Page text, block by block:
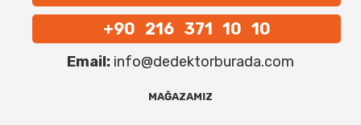
+90 216 371 10 10
Email: info@dedektorburada.com
MAĞAZAMIZ